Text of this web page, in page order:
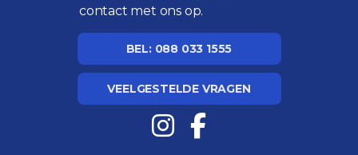
contact met ons op.
BEL: 088 033 1555
VEELGESTELDE VRAGEN